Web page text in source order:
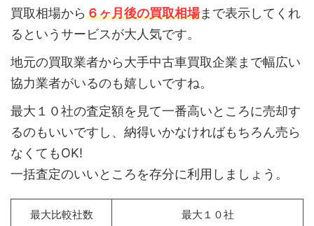
買取相場から６ヶ月後の買取相場まで表示してくれ
るというサービスが大人気です。
地元の買取業者から大手中古車買取企業まで幅広い
協力業者がいるのも嬉しいですね。
最大１０社の査定額を見て一番高いところに売却す
るのもいいですし、納得いかなければもちろん売ら
なくてもOK!
一括査定のいいところを存分に利用しましょう。
最大比較社数 最大１０社